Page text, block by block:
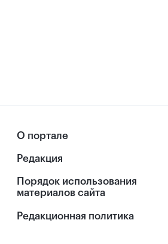
О портале
Редакция
Порядок использования
материалов сайта
Редакционная политика